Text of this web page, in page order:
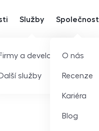
Služby
a developeři
služby
Společnost
O nás
Recenze
Kariéra
Blog